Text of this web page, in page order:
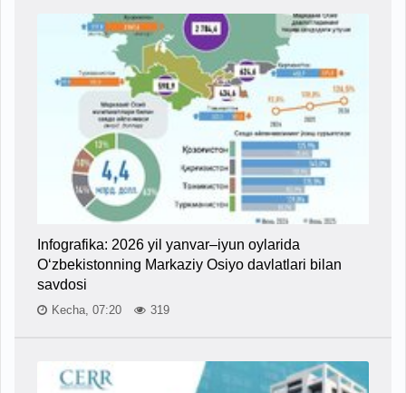
Infografika: 2026 yil yanvar–iyun oylarida
O‘zbekistonning Markaziy Osiyo davlatlari bilan
savdosi
Kecha, 07:20 319